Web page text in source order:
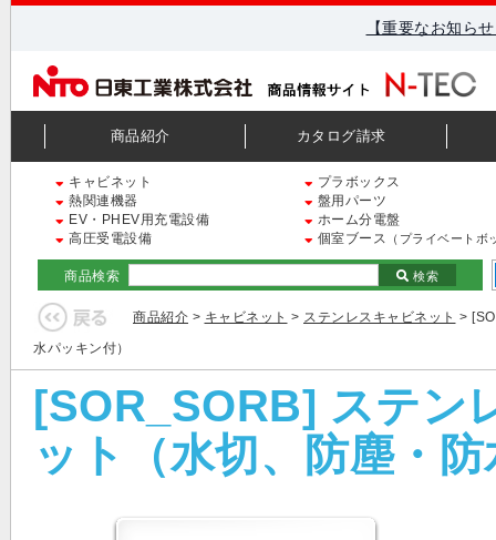
【重要なお知ら
商品紹介 カタログ請求
キャビネット
プラボックス
熱関連機器
盤用パーツ
EV・PHEV用充電設備
ホーム分電盤
高圧受電設備
個室ブース （プライベートボ
商品検索 検索
商品紹介 > キャビネット > ステンレスキャビネット >
水パッキン付）
[SOR_SORB] ステン
ット（水切、防塵・